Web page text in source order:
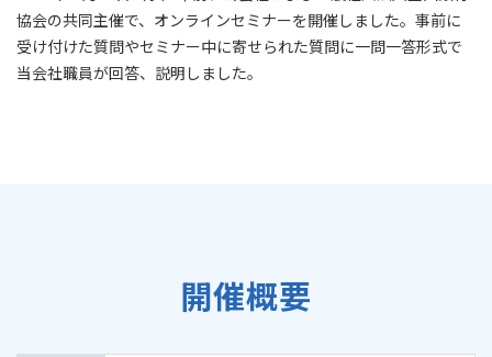
協会の共同主催で、オンラインセミナーを開催しました。事前に
受け付けた質問やセミナー中に寄せられた質問に一問一答形式で
当会社職員が回答、説明しました。
開催概要